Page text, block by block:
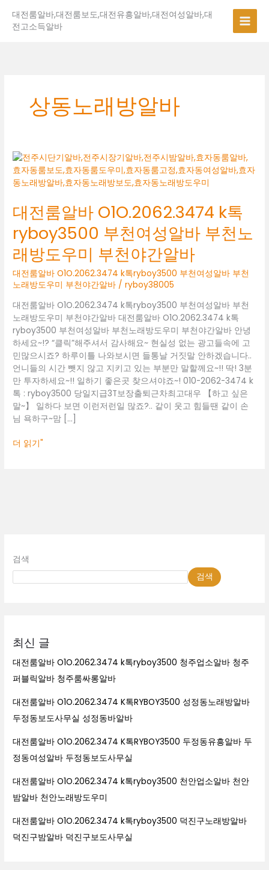
대전룸알바,대전룸보도,대전유흥알바,대전여성알바,대
전고소득알바
상동노래방알바
대전룸알바 O1O.2062.3474 k톡
ryboy3500 부천여성알바 부천노
래방도우미 부천야간알바
대전룸알바 O1O.2062.3474 k톡ryboy3500 부천여성알바 부천
노래방도우미 부천야간알바 /ryboy38005
대전룸알바 O1O.2062.3474 k톡ryboy3500 부천여성알바 부천
노래방도우미 부천야간알바 대전룸알바 O1O.2062.3474 k톡
ryboy3500 부천여성알바 부천노래방도우미 부천야간알바 안녕
하세요~!? “클릭”해주셔서 감사해요~ 현실성 없는 광고들속에 고
민많으시죠? 하루이틀 나와보시면 들통날 거짓말 안하겠습니다..
언니들의 시간 뺏지 않고 지키고 있는 부분만 말할께요~!! 딱! 3분
만 투자하세요~!! 일하기 좋은곳 찾으셔야죠~! 010-2062-3474 k
톡 : ryboy3500 당일지급3T보장출퇴근차최고대우 【하고 싶은
말~】 일하다 보면 이런저런일 많죠?.. 같이 웃고 힘들땐 같이 손
님 욕하구~맘 […]
대
전
룸
바
O1O.2062.3474
k
톡
ryboy3500
부
천
성
알
바
부
천
노
래
방
도
우
부
더 읽기"
검색
검색
최신 글
대전룸알바 O1O.2062.3474 k톡ryboy3500 청주업소알바 청주
퍼블릭알바 청주룸싸롱알바
대전룸알바 O1O.2062.3474 K톡RYBOY3500 성정동노래방알바
두정동보도사무실 성정동바알바
대전룸알바 O1O.2062.3474 K톡RYBOY3500 두정동유흥알바 두
정동여성알바 두정동보도사무실
대전룸알바 O1O.2062.3474 k톡ryboy3500 천안업소알바 천안
밤알바 천안노래방도우미
대전룸알바 O1O.2062.3474 k톡ryboy3500 덕진구노래방알바
덕진구밤알바 덕진구보도사무실